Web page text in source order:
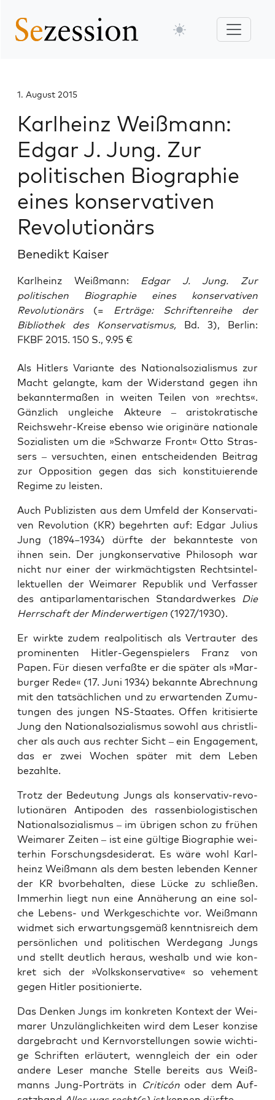
1. August 2015
Karlheinz Weißmann:
Edgar J. Jung. Zur
politischen Biographie
eines konservativen
Revolutionärs
Benedikt Kaiser
Karlheinz Weißmann: Edgar J. Jung. Zur
politischen Biographie eines konservativen
Revolutionärs (= Erträge: Schriftenreihe der
Bibliothek des Konservatismus, Bd. 3), Berlin:
FKBF 2015. 150 S., 9.95 €
Als Hit­lers Vari­an­te des Natio­nal­so­zia­lis­mus zur
Macht gelang­te, kam der Wider­stand gegen ihn
bekann­ter­ma­ßen in wei­ten Tei­len von »rechts«.
Gänz­lich unglei­che Akteu­re – aris­to­kra­ti­sche
Reichs­wehr-Krei­se eben­so wie ori­gi­nä­re natio­na­le
Sozia­lis­ten um die »Schwar­ze Front« Otto Stras­
sers – ver­such­ten, einen ent­schei­den­den Bei­trag
zur Oppo­si­ti­on gegen das sich kon­sti­tu­ie­ren­de
Regime zu leisten.
Auch Publi­zis­ten aus dem Umfeld der Kon­ser­va­ti­
ven Revo­lu­ti­on (KR) begehr­ten auf: Edgar Juli­us
Jung (1894−1934) dürf­te der bekann­tes­te von
ihnen sein. Der jung­kon­ser­va­ti­ve Phi­lo­soph war
nicht nur einer der wirk­mäch­tigs­ten Rechts­in­tel­
lek­tu­el­len der Wei­ma­rer Repu­blik und Ver­fas­ser
des anti­par­la­men­ta­ri­schen Stan­dard­wer­kes Die
Herr­schaft der Min­der­wer­ti­gen (1927/1930).
Er wirk­te zudem real­po­li­tisch als Ver­trau­ter des
pro­mi­nen­ten Hit­ler-Gegen­spie­lers Franz von
Papen. Für die­sen ver­faß­te er die spä­ter als »Mar­
bur­ger Rede« (17. Juni 1934) bekann­te Abrech­nung
mit den tat­säch­li­chen und zu erwar­ten­den Zumu­
tun­gen des jun­gen NS-Staa­tes. Offen kri­ti­sier­te
Jung den Natio­nal­so­zia­lis­mus sowohl aus christ­li­
cher als auch aus rech­ter Sicht – ein Enga­ge­ment,
das er zwei Wochen spä­ter mit dem Leben
bezahlte.
Trotz der Bedeu­tung Jungs als kon­ser­va­tiv-revo­
lu­tio­nä­ren Anti­po­den des ras­sen­bio­lo­gis­ti­schen
Natio­nal­so­zia­lis­mus – im übri­gen schon zu frü­hen
Wei­ma­rer Zei­ten – ist eine gül­ti­ge Bio­gra­phie wei­
ter­hin For­schungs­de­si­de­rat. Es wäre wohl Karl­
heinz Weiß­mann als dem bes­ten leben­den Ken­ner
der KR bvor­be­hal­ten, die­se Lücke zu schlie­ßen.
Immer­hin liegt nun eine Annä­he­rung an eine sol­
che Lebens- und Werk­ge­schich­te vor. Weiß­mann
wid­met sich erwar­tungs­ge­mäß kennt­nis­reich dem
per­sön­li­chen und poli­ti­schen Wer­de­gang Jungs
und stellt deut­lich her­aus, wes­halb und wie kon­
kret sich der »Volks­kon­ser­va­ti­ve« so vehe­ment
gegen Hit­ler positionierte.
Das Den­ken Jungs im kon­kre­ten Kon­text der Wei­
ma­rer Unzu­läng­lich­kei­ten wird dem Leser kon­zi­se
dar­ge­bracht und Kern­vor­stel­lun­gen sowie wich­ti­
ge Schrif­ten erläu­tert, wenn­gleich der ein oder
ande­re Leser man­che Stel­le bereits aus Weiß­
manns Jung-Por­träts in Cri­ticón oder dem Auf­